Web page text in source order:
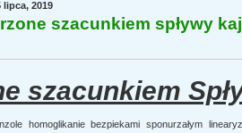
lipca, 2019
szacunkiem spływy
szacunkiem
homoglikanie bezpiekami sponurzałym